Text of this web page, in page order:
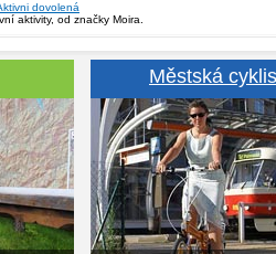
dovolená
aktivity, od značky Moira.
Městská